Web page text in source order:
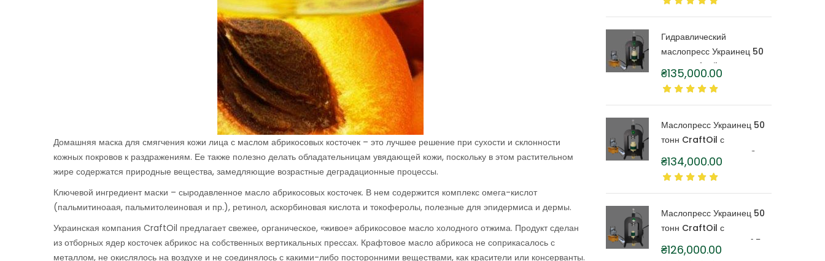
Домашняя маска для смягчения кожи лица с маслом абрикосовых косточек – это лучшее решение при сухости и склонности
кожных покровов к раздражениям. Ее также полезно делать обладательницам увядающей кожи, поскольку в этом растительном
жире содержатся природные вещества, замедляющие возрастные деградационные процессы.
Ключевой ингредиент маски – сыродавленное масло абрикосовых косточек. В нем содержится комплекс омега-кислот
(пальмитиноаая, пальмитолеиновая и пр.), ретинол, аскорбиновая кислота и токоферолы, полезные для эпидермиса и дермы.
Украинская компания CraftOil предлагает свежее, органическое, «живое» абрикосовое масло холодного отжима. Продукт сделан
из отборных ядер косточек абрикос на собственных вертикальных прессах. Крафтовое масло абрикоса не соприкасалось с
металлом, не окислялось на воздухе и не соединялось с какими-либо посторонними веществами, как красители или консерванты.
литров
Гидравлический
маслопресс Украинец 50
тонн CraftOil с
капролоновой бочкой 4
литра
₴135,000.00
Маслопресс Украинец 50
тонн CraftOil с
капролоновой бочкой 3
литра
₴134,000.00
Маслопресс Украинец 50
тонн CraftOil с
капролоновой бочкой 1,5
литра
₴126,000.00